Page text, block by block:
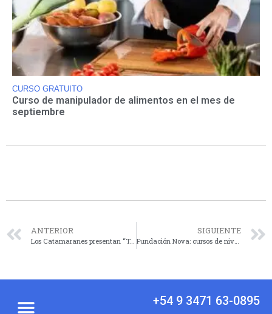
CURSO GRATUITO
Curso de manipulador de alimentos en el mes de
septiembre
ANTERIOR
Los Catamaranes presentan “Tangolpeando” en Biblioteca Rivadavia
SIGUIENTE
Fundación Nova: cursos de nivelación para futuros estudiantes de nivel superior
+54 9 3471 63-0895